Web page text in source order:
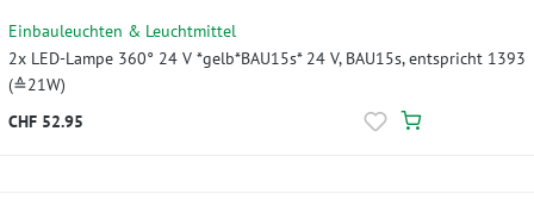
Einbauleuchten & Leuchtmittel
2x LED-Lampe 360° 24 V *gelb*BAU15s* 24 V, BAU15s, entspricht 1393
(≙21W)
CHF 52.95